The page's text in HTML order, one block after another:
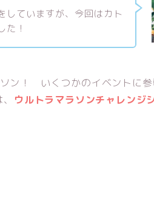
していますが、今回はカト
た！
ン！ いくつかのイベントに参
ウルトラマラソンチャレンジ